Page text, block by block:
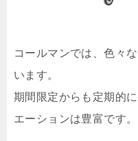
コールマンでは、色々
います。
期間限定からも定期的
エーションは豊富です。